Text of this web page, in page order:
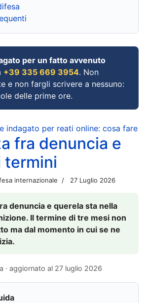
per un fatto avvenuto
+39 335 669 3954. Non
e non fargli scrivere a nessuno:
delle prime ore.
indagato per reati online: cosa fare
fra denuncia e
termini
internazionale 27 Luglio 2026
denuncia e querela sta nella
Il termine di tre mesi non
ma dal momento in cui se ne
· aggiornato al 27 luglio 2026